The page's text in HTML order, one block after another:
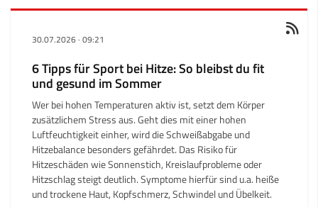
30.07.2026· 09:21
6 Tipps für Sport bei Hitze: So bleibst du fit
und gesund im Sommer
Wer bei hohen Temperaturen aktiv ist, setzt dem Körper
zusätzlichem Stress aus. Geht dies mit einer hohen
Luftfeuchtigkeit einher, wird die Schweißabgabe und
Hitzebalance besonders gefährdet. Das Risiko für
Hitzeschäden wie Sonnenstich, Kreislaufprobleme oder
Hitzschlag steigt deutlich. Symptome hierfür sind u.a. heiße
und trockene Haut, Kopfschmerz, Schwindel und Übelkeit.